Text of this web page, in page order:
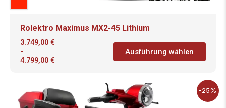
Rolektro Maximus MX2-45 Lithium
3.749,00 €
-
4.799,00 €
Ausführung wählen
-25%